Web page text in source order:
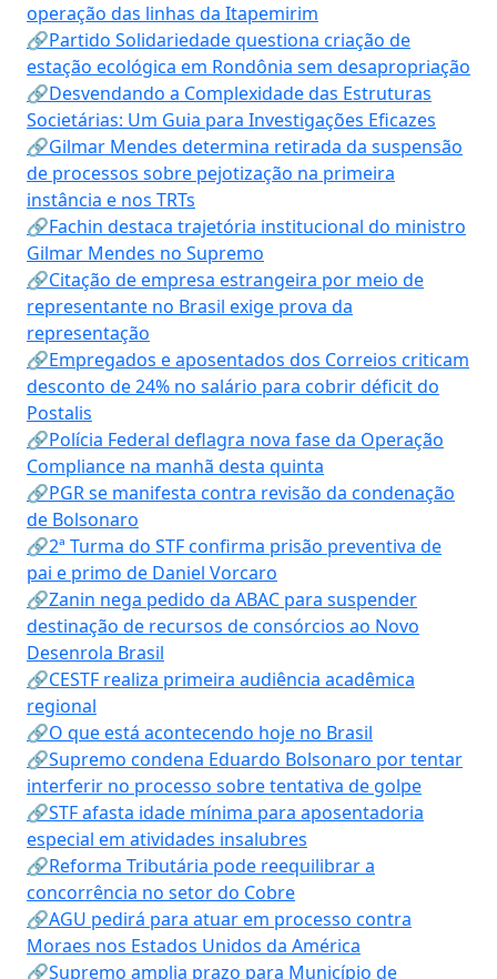
operação das linhas da Itapemirim
🔗Partido Solidariedade questiona criação de
estação ecológica em Rondônia sem desapropriação
🔗Desvendando a Complexidade das Estruturas
Societárias: Um Guia para Investigações Eficazes
🔗Gilmar Mendes determina retirada da suspensão
de processos sobre pejotização na primeira
instância e nos TRTs
🔗Fachin destaca trajetória institucional do ministro
Gilmar Mendes no Supremo
🔗Citação de empresa estrangeira por meio de
representante no Brasil exige prova da
representação
🔗Empregados e aposentados dos Correios criticam
desconto de 24% no salário para cobrir déficit do
Postalis
🔗Polícia Federal deflagra nova fase da Operação
Compliance na manhã desta quinta
🔗PGR se manifesta contra revisão da condenação
de Bolsonaro
🔗2ª Turma do STF confirma prisão preventiva de
pai e primo de Daniel Vorcaro
🔗Zanin nega pedido da ABAC para suspender
destinação de recursos de consórcios ao Novo
Desenrola Brasil
🔗CESTF realiza primeira audiência acadêmica
regional
🔗O que está acontecendo hoje no Brasil
🔗Supremo condena Eduardo Bolsonaro por tentar
interferir no processo sobre tentativa de golpe
🔗STF afasta idade mínima para aposentadoria
especial em atividades insalubres
🔗Reforma Tributária pode reequilibrar a
concorrência no setor do Cobre
🔗AGU pedirá para atuar em processo contra
Moraes nos Estados Unidos da América
🔗Supremo amplia prazo para Município de